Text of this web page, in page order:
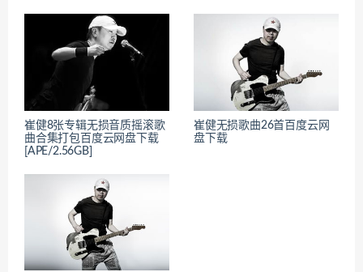
崔健8张专辑无损音质摇滚歌
曲合集打包百度云网盘下载
[APE/2.56GB]
崔健无损歌曲26首百度云网
盘下载